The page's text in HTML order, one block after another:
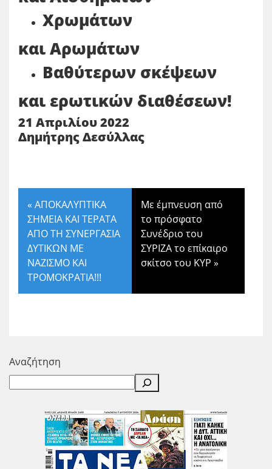
Χρωμάτων
και Αρωμάτων
Βαθύτερων σκέψεων
και ερωτικών διαθέσεων!
21 Απριλίου 2022
Δημήτρης Δεσύλλας
« ΑΠΟΚΑΛΥΠΤΙΚΑ
ΣΗΜΕΙΑ ΚΑΙ ΤΕΡΑΤΑ
ΑΠΟ ΤΗ ΣΥΝΕΡΓΑΣΙΑ
ΔΥΤΙΚΩΝ ΜΕ
ΝΑΖΙΣΜΟ ΚΑΙ
ΤΡΟΜΟΚΡΑΤΙΑ!!!
Με έμπνευση από
το πρόσφατο
Συνέδριο του
ΣΥΡΙΖΑ το επίκαιρο
σκίτσο του ΚΥΡ »
Αναζήτηση